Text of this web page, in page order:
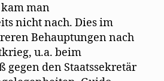
man
nicht nach. Dies im
Behauptungen nach
u.a. beim
gegen den Staatssekretär